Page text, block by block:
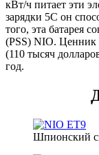
кВт/ч питает эти
зарядки 5C он
того, эта батарея
(PSS) NIO. Ценник
(110 тысяч
год.
Шпионский